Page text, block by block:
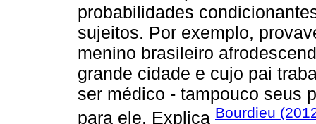
probabilidades
sujeitos. Por exemplo,
menino brasileiro
grande cidade e cujo pai
ser médico - tampouco seus
para ele. Explica Bourdieu